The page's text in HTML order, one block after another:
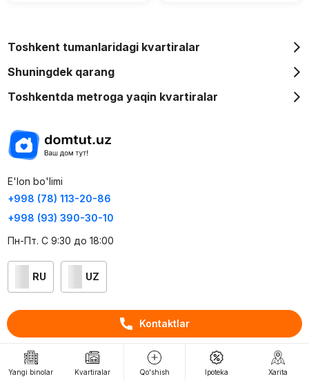
Kontaktlar
Yangi binolar Kvartiralar Qo'shish Ipoteka Xarita
Toshkent tumanlaridagi kvartiralar
Shuningdek qarang
Toshkentda metroga yaqin kvartiralar
E'lon bo'limi
+998 (78) 113-20-86
+998 (93) 390-30-10
Пн-Пт. С 9:30 до 18:00
RU UZ
Kontaktlar
loyiha haqida
Webnow © loyihasi